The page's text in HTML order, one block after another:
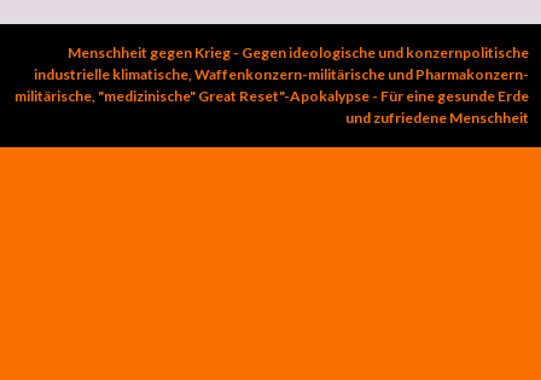
Menschheit gegen Krieg - Gegen ideologische und konzernpolitische
industrielle klimatische, Waffenkonzern-militärische und Pharmakonzern-
militärische, "medizinische" Great Reset"-Apokalypse - Für eine gesunde Erde
und zufriedene Menschheit